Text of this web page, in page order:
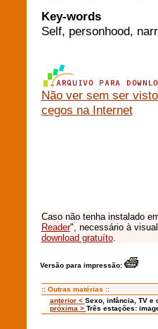
Key-words
Self, personhood,
Não ver sem ser
cegos na Internet
Caso não tenha instalado
Reader", necessário à
download gratuíto.
Versão para impressão:
:: Outras matérias ::
anterior < Sexo, infância, TV e
próxima > Três estações: